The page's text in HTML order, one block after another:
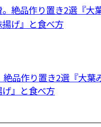
品作り置き2選『大葉
』と食べ方